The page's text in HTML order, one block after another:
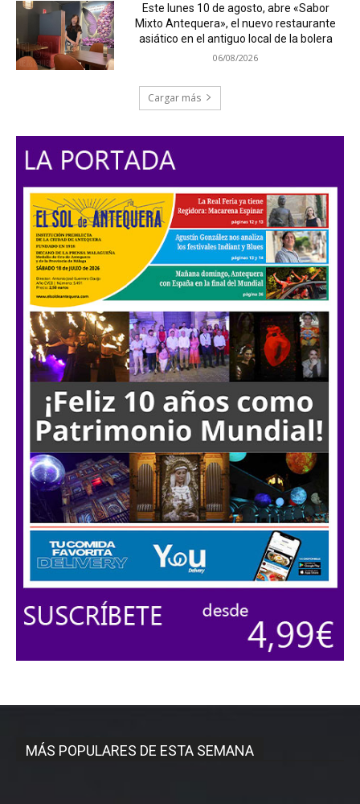
Este lunes 10 de agosto, abre «Sabor
Mixto Antequera», el nuevo restaurante
asiático en el antiguo local de la bolera
06/08/2026
Cargar más
MÁS POPULARES DE ESTA SEMANA